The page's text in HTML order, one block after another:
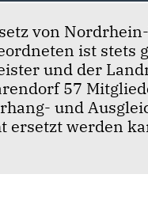
von
ist
und der
57
und
werden